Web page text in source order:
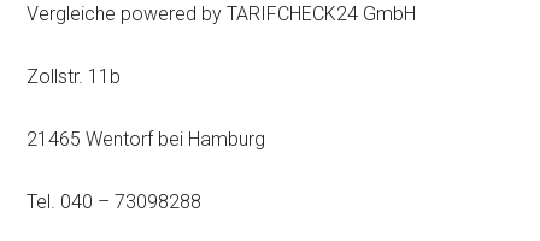
Vergleiche powered by TARIFCHECK24 GmbH
Zollstr. 11b
21465 Wentorf bei Hamburg
Tel. 040 – 73098288